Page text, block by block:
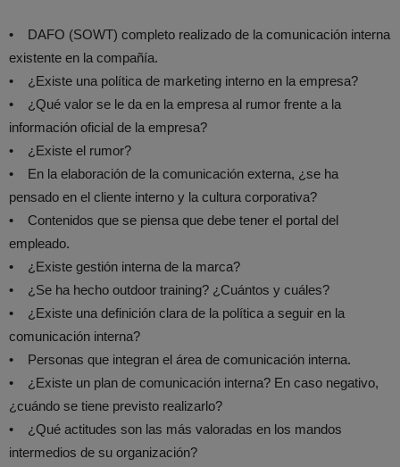
• DAFO (SOWT) completo realizado de la comunicación interna
existente en la compañía.
• ¿Existe una política de marketing interno en la empresa?
• ¿Qué valor se le da en la empresa al rumor frente a la
información oficial de la empresa?
• ¿Existe el rumor?
• En la elaboración de la comunicación externa, ¿se ha
pensado en el cliente interno y la cultura corporativa?
• Contenidos que se piensa que debe tener el portal del
empleado.
• ¿Existe gestión interna de la marca?
• ¿Se ha hecho outdoor training? ¿Cuántos y cuáles?
• ¿Existe una definición clara de la política a seguir en la
comunicación interna?
• Personas que integran el área de comunicación interna.
• ¿Existe un plan de comunicación interna? En caso negativo,
¿cuándo se tiene previsto realizarlo?
• ¿Qué actitudes son las más valoradas en los mandos
intermedios de su organización?